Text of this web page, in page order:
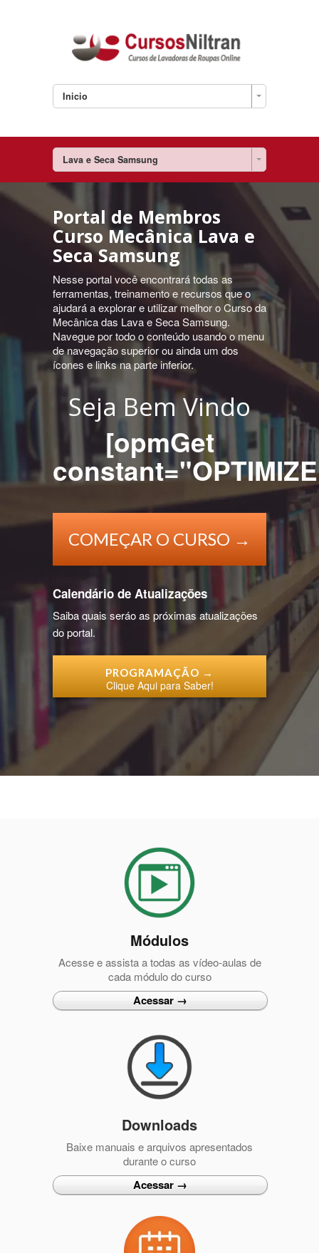
Inicio
Lava e Seca Samsung
Portal de Membros
Curso Mecânica Lava e
Seca Samsung
Nesse portal você encontrará todas as
ferramentas, treinamento e recursos que o
ajudará a explorar e utilizar melhor o Curso da
Mecânica das Lava e Seca Samsung.
Navegue por todo o conteúdo usando o menu
de navegação superior ou ainda um dos
ícones e links na parte inferior.
Seja Bem Vindo
[opmGet
COMEÇAR O CURSO →
Calendário de Atualizações
Saiba quais seráo as próximas atualizações
do portal.
PROGRAMAÇÃO →
Clique Aqui para Saber!
Módulos
Acesse e assista a todas as vídeo-aulas de
cada módulo do curso
Acessar →
Downloads
Baixe manuais e arquivos apresentados
durante o curso
Acessar →